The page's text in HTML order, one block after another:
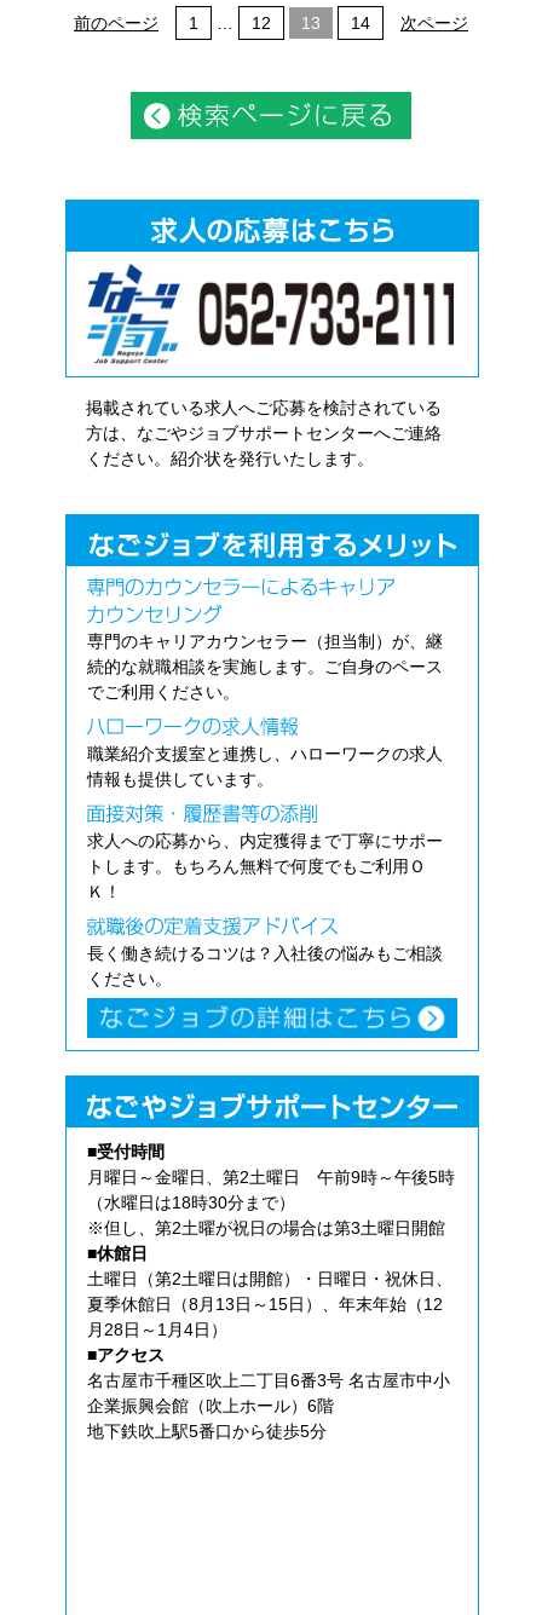
前のページ 1 12 13 14 次ページ
掲載されている求人へご応募を検討されている
方は、なごやジョブサポートセンターへご連絡
ください。紹介状を発行いたします。
専門のキャリアカウンセラー（担当制）が、継
続的な就職相談を実施します。ご自身のペース
でご利用ください。
職業紹介支援室と連携し、ハローワークの求人
情報も提供しています。
求人への応募から、内定獲得まで丁寧にサポー
トします。もちろん無料で何度でもご利用Ｏ
Ｋ！
長く働き続けるコツは？入社後の悩みもご相談
ください。
■受付時間
月曜日～金曜日、第2土曜日 午前9時～午後5時
（水曜日は18時30分まで）
※但し、第2土曜が祝日の場合は第3土曜日開館
■休館日
土曜日（第2土曜日は開館）・日曜日・祝休日、
夏季休館日（8月13日～15日）、年末年始（12
月28日～1月4日）
■アクセス
名古屋市千種区吹上二丁目6番3号 名古屋市中小
企業振興会館（吹上ホール）6階
地下鉄吹上駅5番口から徒歩5分